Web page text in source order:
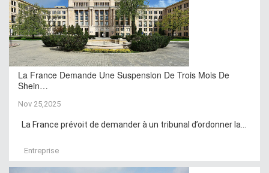
La France Demande Une Suspension De Trois Mois De
Shein…
Nov 25,2025
La France prévoit de demander à un tribunal d’ordonner la...
Entreprise